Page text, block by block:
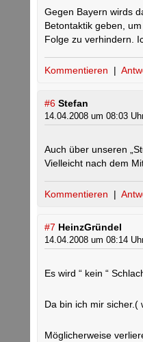
Gegen Bayern wirds
Betontaktik geben,
Folge zu verhindern.
Kommentieren |
#6 Stefan
14.04.2008 um 08:03
Auch über unseren
Vielleicht nach dem
Kommentieren |
#7 HeinzGründel
14.04.2008 um 08:14
Es wird “ kein “
Da bin ich mir sicher.(
Möglicherweise